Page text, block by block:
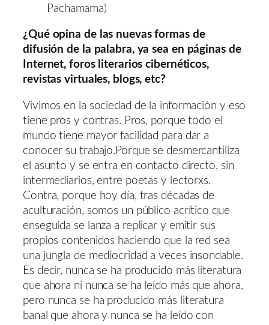
Pachamama)
¿Qué opina de las nuevas formas de
difusión de la palabra, ya sea en páginas de
Internet, foros literarios cibernéticos,
revistas virtuales, blogs, etc?
Vivimos en la sociedad de la información y eso
tiene pros y contras. Pros, porque todo el
mundo tiene mayor facilidad para dar a
conocer su trabajo.Porque se desmercantiliza
el asunto y se entra en contacto directo, sin
intermediarios, entre poetas y lectorxs.
Contra, porque hoy día, tras décadas de
aculturación, somos un público acrítico que
enseguida se lanza a replicar y emitir sus
propios contenidos haciendo que la red sea
una jungla de mediocridad a veces insondable.
Es decir, nunca se ha producido más literatura
que ahora ni nunca se ha leído más que ahora,
pero nunca se ha producido más literatura
banal que ahora y nunca se ha leído con